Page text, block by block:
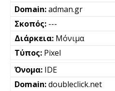
adman.gr
---
Μόνιμα
Pixel
IDE
doubleclick.net